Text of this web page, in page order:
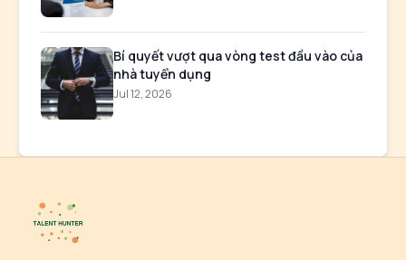
Bí quyết vượt qua vòng test đầu vào của
nhà tuyển dụng
Jul 12, 2026